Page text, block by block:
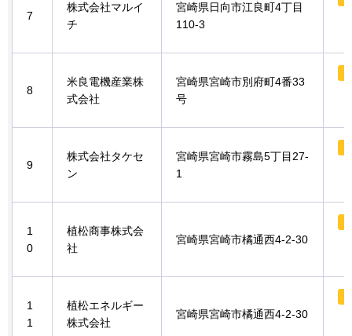
7
株式会社マルイ
チ
宮崎県日向市江良町4丁目
110-3
8
米良電機産業株
式会社
宮崎県宮崎市別府町4番33
号
9
株式会社タケセ
ン
宮崎県宮崎市霧島5丁目27-
1
1
0
植松商事株式会
社
宮崎県宮崎市橘通西4-2-30
1
1
植松エネルギー
株式会社
宮崎県宮崎市橘通西4-2-30